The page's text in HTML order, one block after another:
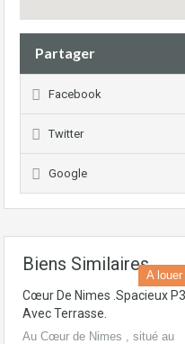
Partager
Facebook
Twitter
Google
Biens Similaires
A louer
Cœur De Nimes .Spacieux P3
Avec Terrasse.
Au Cœur de Nimes , situé au